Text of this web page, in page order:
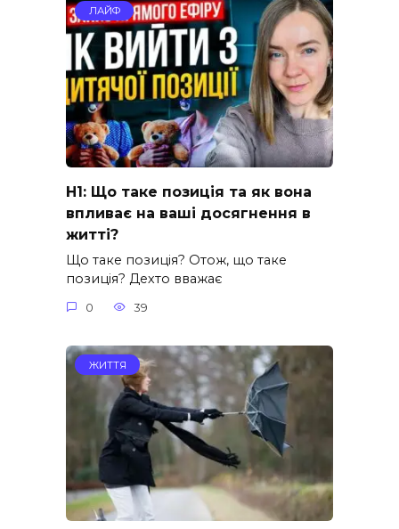
ЛАЙФ
H1: Що таке позиція та як вона
впливає на ваші досягнення в
житті?
Що таке позиція? Отож, що таке
позиція? Дехто вважає
0 39
ЖИТТЯ